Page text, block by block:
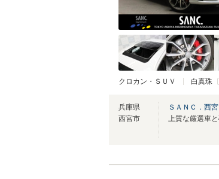
クロカン・ＳＵＶ 白真珠
兵庫県
西宮市
ＳＡＮＣ．西宮